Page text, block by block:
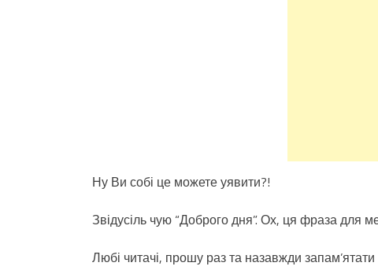
Ну Ви собі це можете уявити?!
Звідусіль чую “Доброго дня”. Ох, ця фраза для
Любі читачі, прошу раз та назавжди